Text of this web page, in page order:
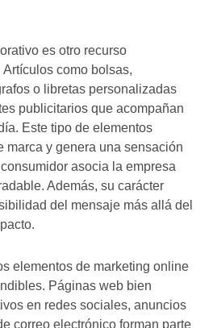
es otro recurso
como bolsas,
o libretas personalizadas
publicitarios que acompañan
Este tipo de elementos
marca y genera una sensación
asocia la empresa
Además, su carácter
del mensaje más allá del
elementos de marketing online
Páginas web bien
en redes sociales, anuncios
correo electrónico forman parte